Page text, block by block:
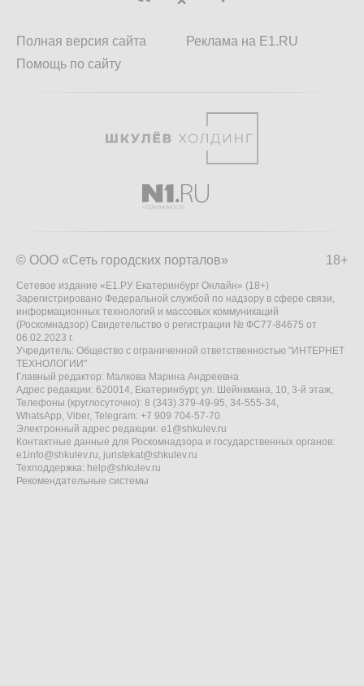
Полная версия сайта
Помощь по сайту
Реклама на E1.RU
18+
© ООО «Сеть городских порталов»
Сетевое издание «Е1.РУ Екатеринбург Онлайн» (18+)
Зарегистрировано Федеральной службой по надзору в сфере связи,
информационных технологий и массовых коммуникаций
(Роскомнадзор) Свидетельство о регистрации № ФС77-84675 от
06.02.2023 г.
Учредитель: Общество с ограниченной ответственностью "ИНТЕРНЕТ
ТЕХНОЛОГИИ"
Главный редактор: Малкова Марина Андреевна
Адрес редакции: 620014, Екатеринбург, ул. Шейнкмана, 10, 3-й этаж,
Телефоны (круглосуточно): 8 (343) 379-49-95, 34-555-34,
WhatsApp, Viber, Telegram: +7 909 704-57-70
Электронный адрес редакции: e1@shkulev.ru
Контактные данные для Роскомнадзора и государственных органов:
e1info@shkulev.ru, juristekat@shkulev.ru
Техподдержка: help@shkulev.ru
Рекомендательные системы